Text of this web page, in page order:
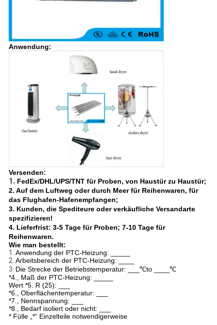
Anwendung:
Versenden:
1. FedEx/DHL/UPS/TNT für Proben, von Haustür zu Haustür;
2. Auf dem Luftweg oder durch Meer für Reihenwaren, für
das Flughafen-Hafenempfangen;
3. Kunden, die Spediteure oder verkäufliche Versandarte
spezifizieren!
4. Lieferfrist: 3-5 Tage für Proben; 7-10 Tage für
Reihenwaren.
Wie man bestellt:
1. Anwendung der PTC-Heizung: _____
2. Arbeitsbereich der PTC-Heizung: ____
3. Die Strecke der Betriebstemperatur: ___℃to ____℃
*4., Maß der PTC-Heizung: _____
Wert *5. R (25): ___
*6., Oberflächentemperatur: ___
*7., Nennspannung: ___
*8., Bedarf isoliert oder nicht: ___
* Fülle „*“ Einzelteile notwendigerweise